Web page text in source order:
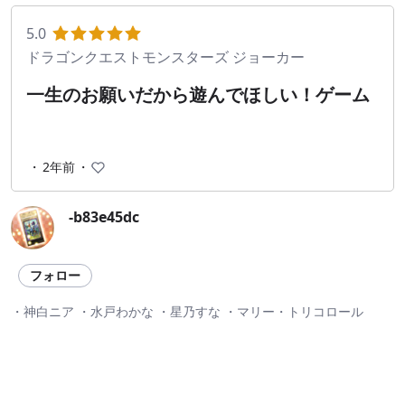
5.0
ドラゴンクエストモンスターズ ジョーカー
一生のお願いだから遊んでほしい！ゲーム
・ 2年前 ・
-b83e45dc
フォロー
・神白ニア ・水戸わかな ・星乃すな ・マリー・トリコロール